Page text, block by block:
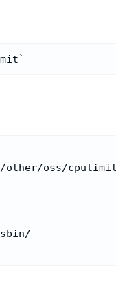
other/oss/